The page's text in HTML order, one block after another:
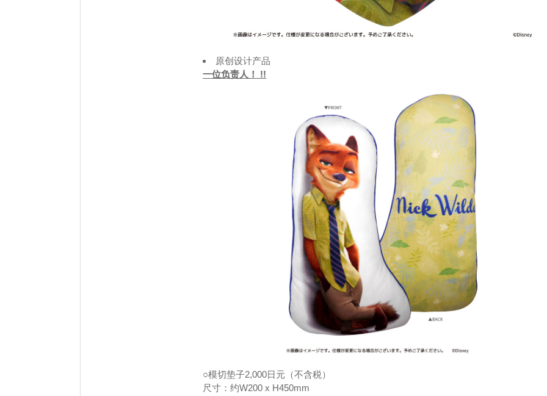
原创设计产品
一位负责人！ !!
○模切垫子2,000日元（不含税）
尺寸：约W200 x H450mm